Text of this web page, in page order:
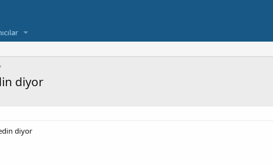
diyor
diyor